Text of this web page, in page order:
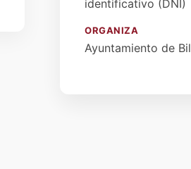
identificativo (DNI)
ORGANIZA
Ayuntamiento de